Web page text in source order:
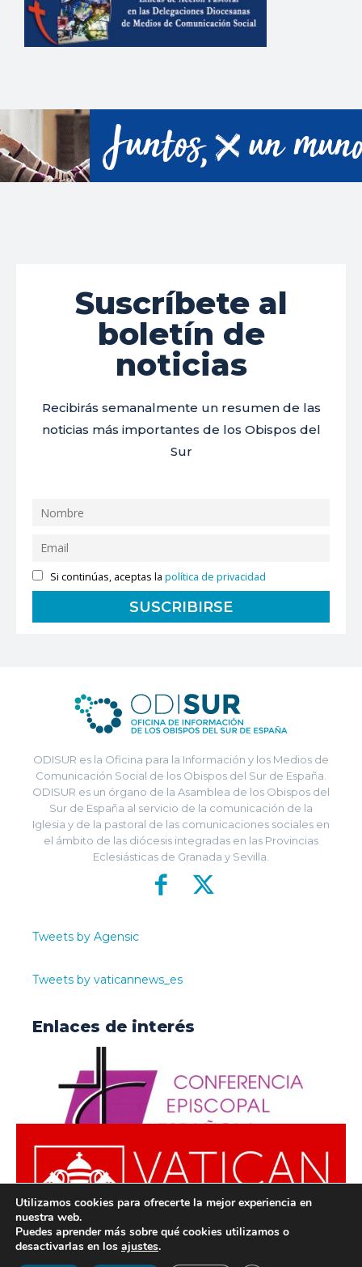
Suscríbete al
boletín de
noticias
Recibirás semanalmente un resumen de las
noticias más importantes de los Obispos del
Sur
Si continúas, aceptas lapolítica de privacidad
ODISUR es la Oficina para la Información y los Medios de
Comunicación Social de los Obispos del Sur de España.
ODISUR es un órgano de la Asamblea de los Obispos del
Sur de España al servicio de la comunicación de la
Iglesia y de la pastoral de las comunicaciones sociales en
el ámbito de las diócesis integradas en las Provincias
Eclesiásticas de Granada y Sevilla.
Tweets by Agensic
Tweets by vaticannews_es
Enlaces de interés
Utilizamos cookies para ofrecerte la mejor experiencia en
nuestra web.
Puedes aprender más sobre qué cookies utilizamos o
desactivarlas en los ajustes.